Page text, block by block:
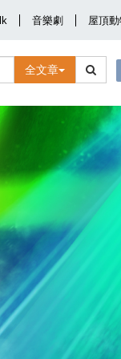
音樂劇 屋頂動
全文章